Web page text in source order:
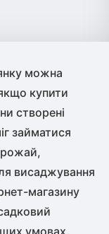
можна
купити
створені
займатися
висаджування
магазину
умовах.